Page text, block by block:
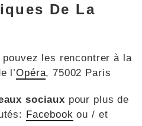
De La
les rencontrer à la
l’Opéra, 75002 Paris
sociaux pour plus de
Facebook ou / et